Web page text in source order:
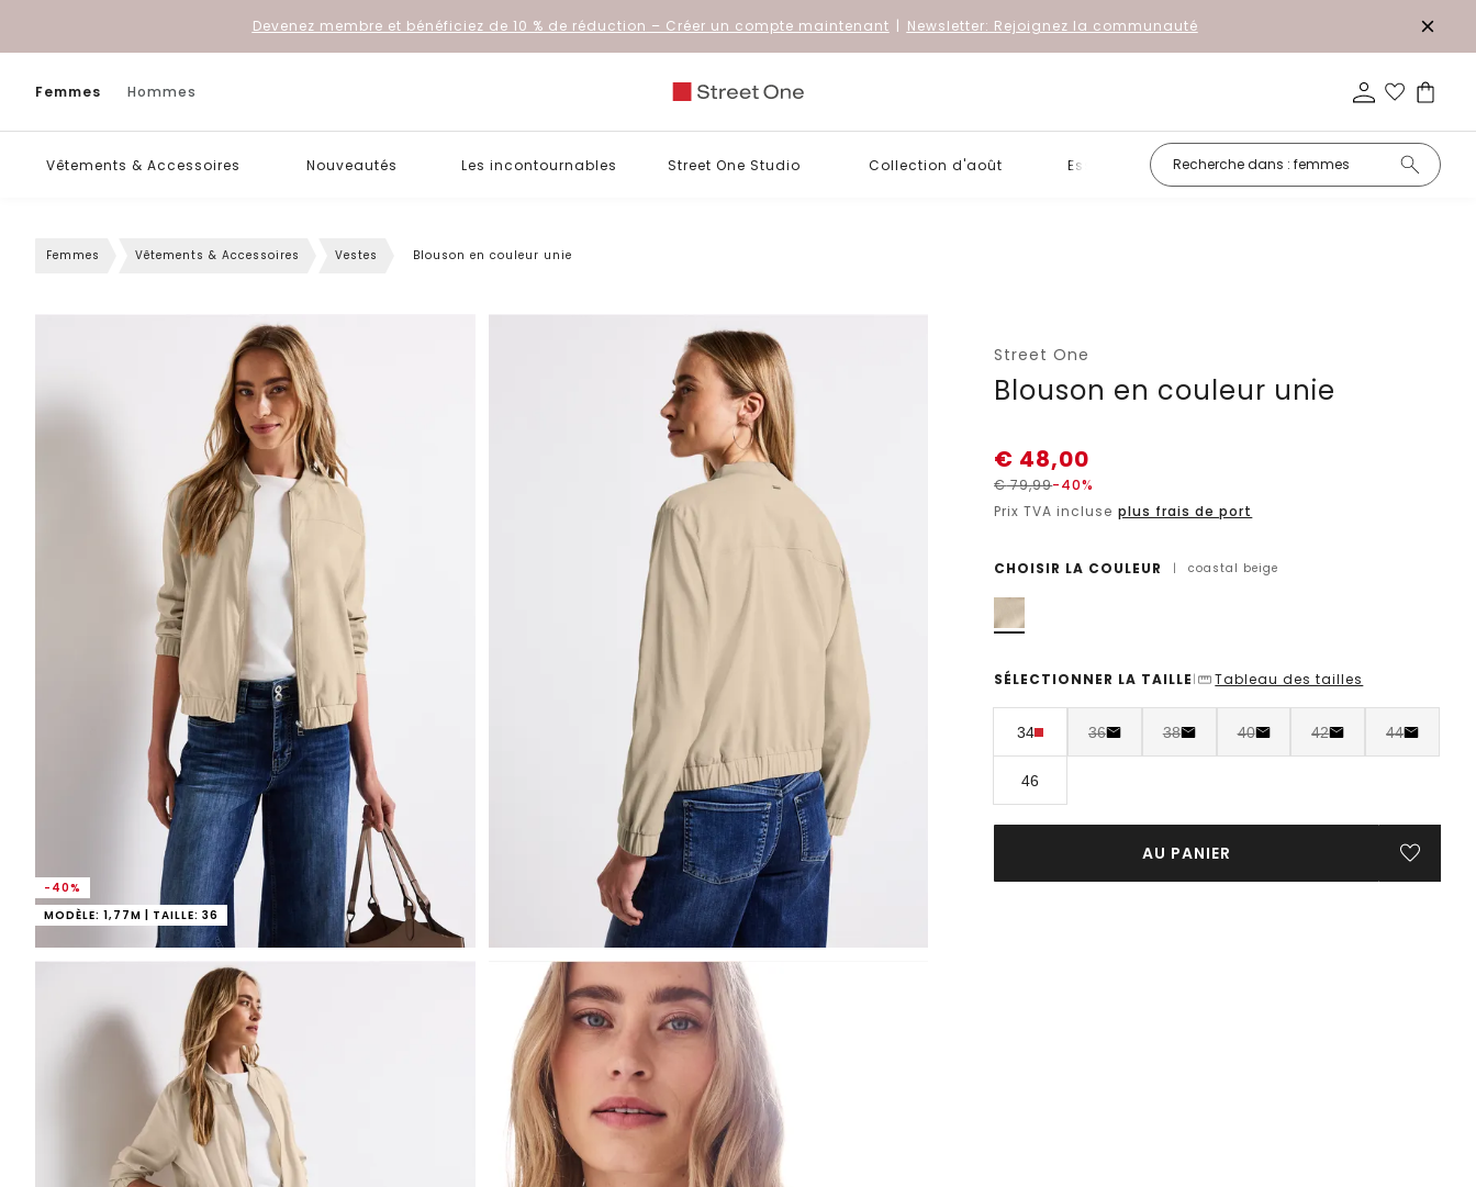
Devenez membre et bénéficiez de 10 % de réduction – Créer un compte maintenant | Newsletter: Rejoignez la communauté
Femmes Hommes
Vêtements & Accessoires Nouveautés Les incontournables Street One Studio Collection d'août Essentiels Promotion
Femmes Vêtements & Accessoires Vestes Blouson en couleur unie
-40%
MODÈLE: 1,77M | TAILLE: 36
Street One
Blouson en couleur unie
€ 48,00
€79,99-40%
Prix TVA incluse plus frais de port
CHOISIR LA COULEUR | coastal beige
SÉLECTIONNER LA TAILLE | Tableau des tailles
34 36 38 40 42 44
46
AU PANIER